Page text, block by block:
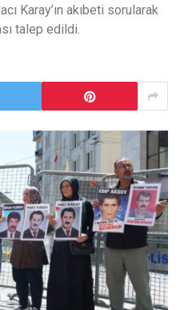
Karay’ın akıbeti sorularak
talep edildi.